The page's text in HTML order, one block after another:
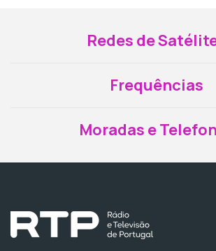
Redes de
Frequências
Moradas e